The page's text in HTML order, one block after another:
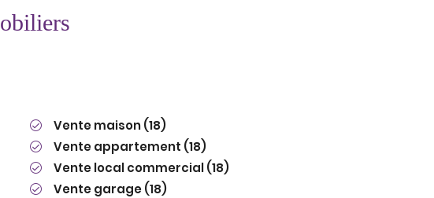
Vente maison (18)
Vente appartement (18)
Vente local commercial (18)
Vente garage (18)